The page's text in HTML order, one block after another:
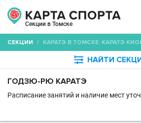
Секции в Томске
СЕКЦИИ / КАРАТЭ В ТОМСКЕ: КАРАТЭ
 НАЙТИ
ГОДЗЮ-РЮ КАРАТЭ
Расписание занятий и наличие мест